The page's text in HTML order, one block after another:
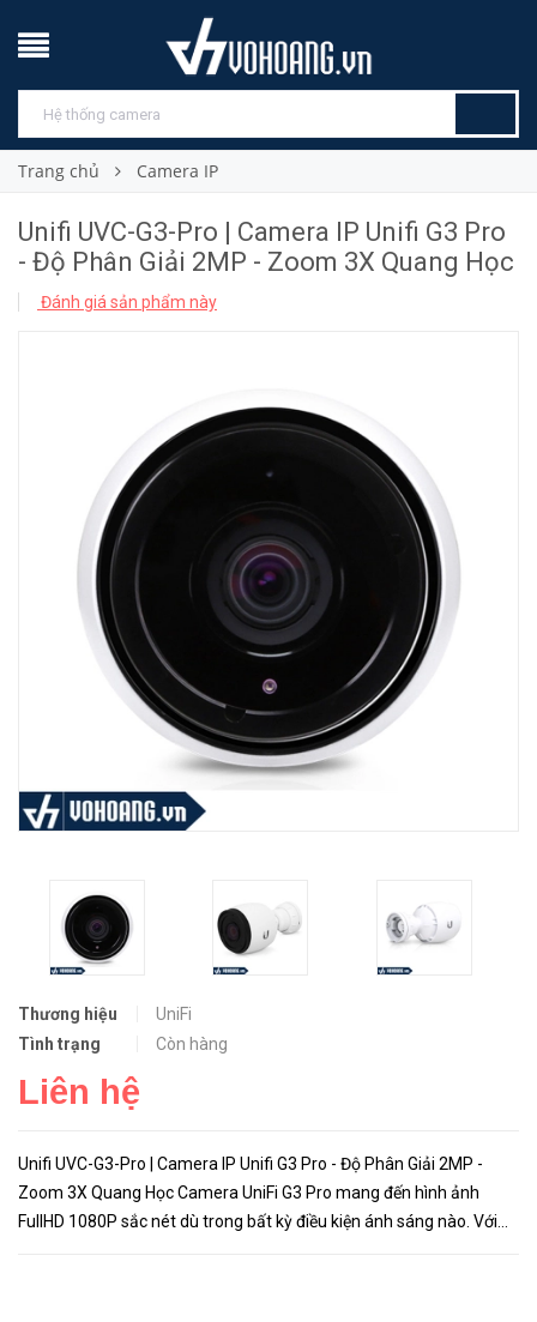
Trang chủ Camera IP
Unifi UVC-G3-Pro | Camera IP Unifi G3 Pro
- Độ Phân Giải 2MP - Zoom 3X Quang Học
Đánh giá sản phẩm này
Thương hiệu
UniFi
Tình trạng
Còn hàng
Liên hệ
Unifi UVC-G3-Pro | Camera IP Unifi G3 Pro - Độ Phân Giải 2MP -
Zoom 3X Quang Học Camera UniFi G3 Pro mang đến hình ảnh
FullHD 1080P sắc nét dù trong bất kỳ điều kiện ánh sáng nào. Với